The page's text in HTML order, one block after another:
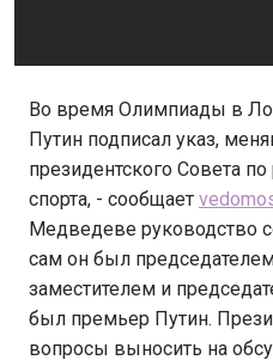
Во время Олимпиады в
Путин подписал указ,
президентского Совета
спорта, - сообщает
Медведеве руководство
сам он был
заместителем и
был премьер Путин.
вопросы выносить на